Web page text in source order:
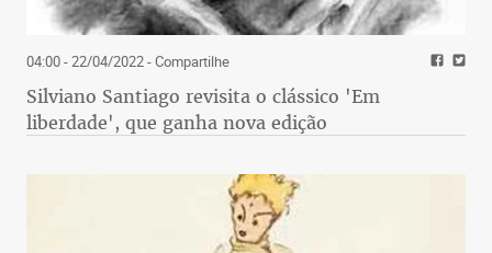
04:00 - 22/04/2022- Compartilhe
Silviano Santiago revisita o clássico 'Em
liberdade', que ganha nova edição